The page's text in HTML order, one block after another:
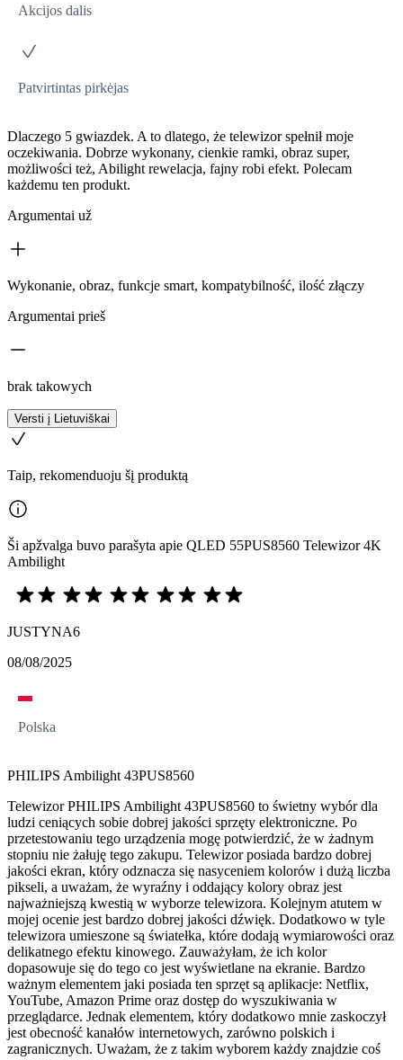
Akcijos dalis
Patvirtintas pirkėjas
Dlaczego 5 gwiazdek. A to dlatego, że telewizor spełnił moje
oczekiwania. Dobrze wykonany, cienkie ramki, obraz super,
możliwości też, Abilight rewelacja, fajny robi efekt. Polecam
każdemu ten produkt.
Argumentai už
Wykonanie, obraz, funkcje smart, kompatybilność, ilość złączy
Argumentai prieš
brak takowych
Versti į Lietuviškai
Taip, rekomenduoju šį produktą
Ši apžvalga buvo parašyta apie QLED 55PUS8560 Telewizor 4K
Ambilight
JUSTYNA6
08/08/2025
Polska
PHILIPS Ambilight 43PUS8560
Telewizor PHILIPS Ambilight 43PUS8560 to świetny wybór dla
ludzi ceniących sobie dobrej jakości sprzęty elektroniczne. Po
przetestowaniu tego urządzenia mogę potwierdzić, że w żadnym
stopniu nie żałuję tego zakupu. Telewizor posiada bardzo dobrej
jakości ekran, który odznacza się nasyceniem kolorów i dużą liczba
pikseli, a uważam, że wyraźny i oddający kolory obraz jest
najważniejszą kwestią w wyborze telewizora. Kolejnym atutem w
mojej ocenie jest bardzo dobrej jakości dźwięk. Dodatkowo w tyle
telewizora umieszone są światełka, które dodają wymiarowości oraz
delikatnego efektu kinowego. Zauważyłam, że ich kolor
dopasowuje się do tego co jest wyświetlane na ekranie. Bardzo
ważnym elementem jaki posiada ten sprzęt są aplikacje: Netflix,
YouTube, Amazon Prime oraz dostęp do wyszukiwania w
przeglądarce. Jednak elementem, który dodatkowo mnie zaskoczył
jest obecność kanałów internetowych, zarówno polskich i
zagranicznych. Uważam, że z takim wyborem każdy znajdzie coś